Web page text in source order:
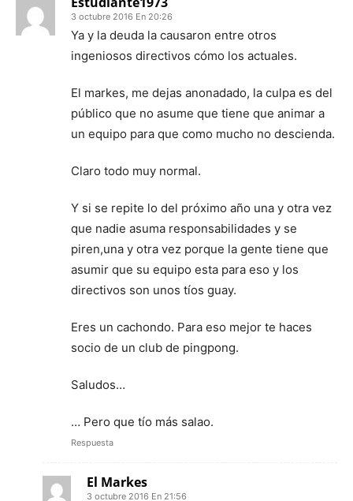
3 octubre 2016 En 20:26
Ya y la deuda la causaron entre otros
ingeniosos directivos cómo los actuales.
El markes, me dejas anonadado, la culpa es del
público que no asume que tiene que animar a
un equipo para que como mucho no descienda.
Claro todo muy normal.
Y si se repite lo del próximo año una y otra vez
que nadie asuma responsabilidades y se
piren,una y otra vez porque la gente tiene que
asumir que su equipo esta para eso y los
directivos son unos tíos guay.
Eres un cachondo. Para eso mejor te haces
socio de un club de pingpong.
Saludos…
… Pero que tío más salao.
Respuesta
El Markes
3 octubre 2016 En 21:56